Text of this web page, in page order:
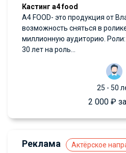
Кастинг а4 food
А4 FOOD- это продукция от
возможность сняться в
миллионную аудиторию.
30 лет на роль...
25 - 50
2 000 ₽
Реклама Актёрское